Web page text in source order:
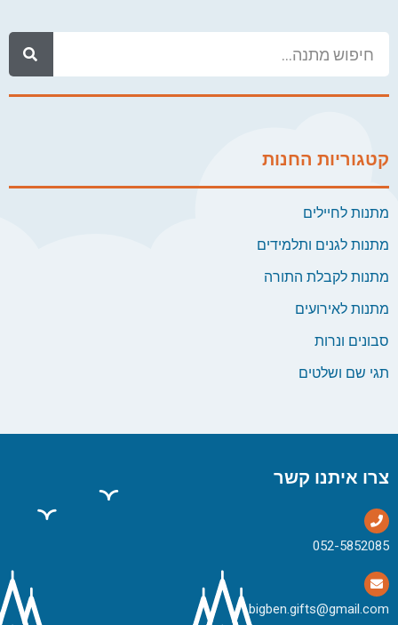
קטגוריות החנות
מתנות לחיילים
מתנות לגנים ותלמידים
מתנות לקבלת התורה
מתנות לאירועים
סבונים ונרות
תגי שם ושלטים
צרו איתנו קשר
bigben.gifts@gmail.com